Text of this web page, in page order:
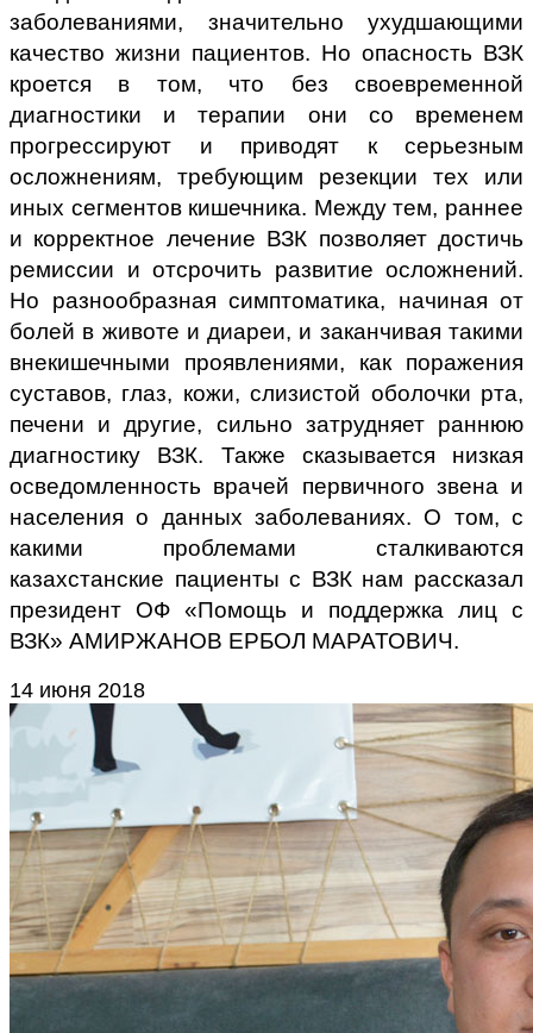
заболеваниями, значительно ухудшающими
качество жизни пациентов. Но опасность ВЗК
кроется в том, что без своевременной
диагностики и терапии они со временем
прогрессируют и приводят к серьезным
осложнениям, требующим резекции тех или
иных сегментов кишечника. Между тем, раннее
и корректное лечение ВЗК позволяет достичь
ремиссии и отсрочить развитие осложнений.
Но разнообразная симптоматика, начиная от
болей в животе и диареи, и заканчивая такими
внекишечными проявлениями, как поражения
суставов, глаз, кожи, слизистой оболочки рта,
печени и другие, сильно затрудняет раннюю
диагностику ВЗК. Также сказывается низкая
осведомленность врачей первичного звена и
населения о данных заболеваниях. О том, с
какими проблемами сталкиваются
казахстанские пациенты с ВЗК нам рассказал
президент ОФ «Помощь и поддержка лиц с
ВЗК» АМИРЖАНОВ ЕРБОЛ МАРАТОВИЧ.
14 июня 2018